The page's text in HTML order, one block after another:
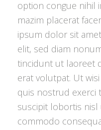
option congue nihil
mazim placerat
ipsum dolor sit
elit, sed diam
tincidunt ut laoreet
erat volutpat. Ut
quis nostrud exerci
suscipit lobortis nisl
commodo